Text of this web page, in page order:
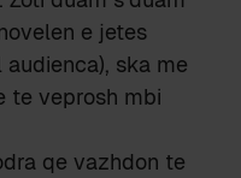
e jetes
ska me
te veprosh mbi
qe vazhdon te